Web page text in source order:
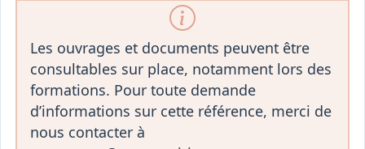
Les ouvrages et documents peuvent être
consultables sur place, notamment lors des
formations. Pour toute demande
d’informations sur cette référence, merci de
nous contacter à